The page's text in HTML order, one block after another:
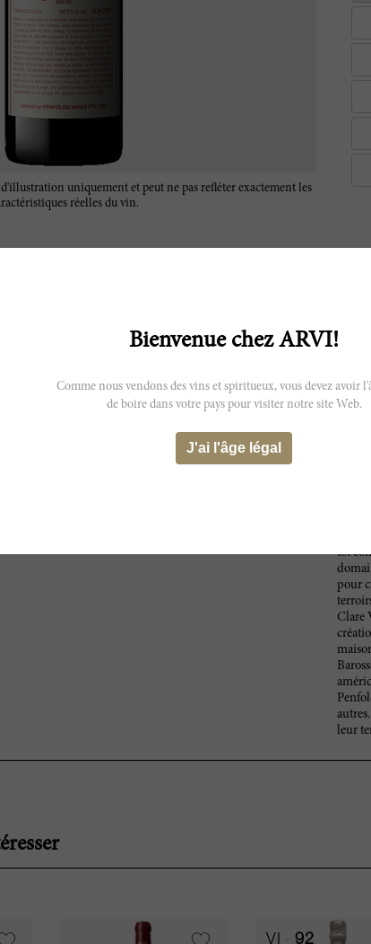
uniquement et peut ne pas refléter exactement les
réelles du vin.
The 2016 Grange includes 3%
with a little bit from Magill Estate,
trademark lifted aromas plus
concentrated and full-bodied, with
decades of cellaring potential if
question is whether it will
tôt
pour
Clare
leur
VI 92
Bienvenue chez ARVI!
Comme nous vendons des vins et spiritueux, vous devez avoir
de boire dans votre pays pour visiter notre site Web.
J'ai l'âge légal